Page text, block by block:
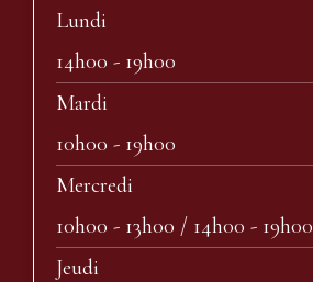
Lundi
14h00 - 19h00
Mardi
10h00 - 19h00
Mercredi
10h00 - 13h00 / 14h00 - 19h00
Jeudi